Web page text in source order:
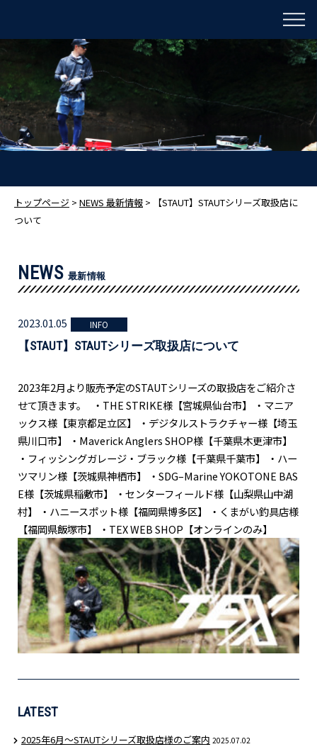
トップページ > NEWS 最新情報 > 【STAUT】STAUTシリーズ取扱店に
ついて
NEWS 最新情報
2023.01.05 INFO
【STAUT】STAUTシリーズ取扱店について
2023年2月より販売予定のSTAUTシリーズの取扱店をご紹介さ
せて頂きます。 ・THE STRIKE様【宮城県仙台市】 ・マニア
ックス様【東京都足立区】 ・デジタルストラクチャー様【埼玉
県川口市】 ・Maverick Anglers SHOP様【千葉県木更津市】
・フィッシングガレージ・ブラック様【千葉県千葉市】 ・ハー
ツマリン様【茨城県神栖市】 ・SDG–Marine YOKOTONE BAS
E様【茨城県稲敷市】 ・センターフィールド様【山梨県山中湖
村】 ・ハニースポット様【福岡県博多区】 ・くまがい釣具店様
【福岡県飯塚市】 ・TEX WEB SHOP【オンラインのみ】
LATEST
2025年6月〜STAUTシリーズ取扱店様のご案内 2025.07.02